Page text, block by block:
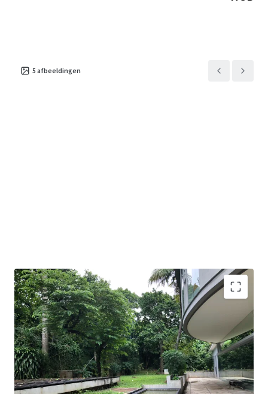
5 afbeeldingen
A rare opportunity to acquire a stand-alone property
with basement in Kemang.
Surrounded by many restaurants, café, shopping mall,
hotels, and apartments.
Suitable for private office who is looking for lots of